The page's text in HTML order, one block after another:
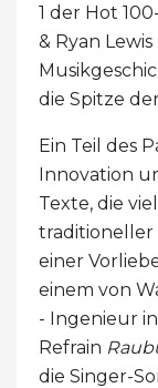
1 der Hot
& Ryan
die Spitze
Ein Teil des
Innovation
Texte, die
traditioneller
einer
einem von
- Ingenieur
Refrain
die Singer-